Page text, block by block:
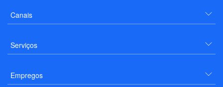
Canais
Serviços
Empregos